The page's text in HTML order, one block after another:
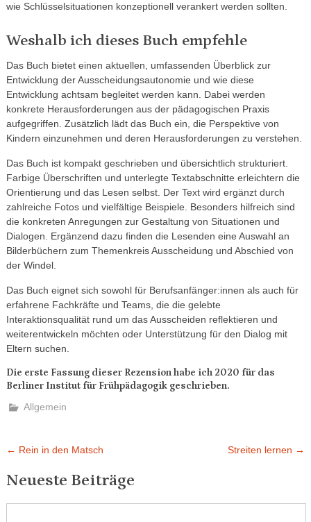
wie Schlüsselsituationen konzeptionell verankert werden sollten.
Weshalb ich dieses Buch empfehle
Das Buch bietet einen aktuellen, umfassenden Überblick zur
Entwicklung der Ausscheidungs­autonomie und wie diese
Entwicklung achtsam begleitet werden kann. Dabei werden
konkrete Heraus­forderungen aus der pädagogischen Praxis
aufgegriffen. Zusätzlich lädt das Buch ein, die Perspektive von
Kindern einzunehmen und deren Herausforderungen zu verstehen.
Das Buch ist kompakt geschrieben und übersichtlich strukturiert.
Farbige Überschriften und unterlegte Textabschnitte erleichtern die
Orientierung und das Lesen selbst. Der Text wird ergänzt durch
zahlreiche Fotos und vielfältige Beispiele. Besonders hilfreich sind
die konkreten Anregungen zur Gestaltung von Situationen und
Dialogen. Ergänzend dazu finden die Lesenden eine Auswahl an
Bilderbüchern zum Themenkreis Ausscheidung und Abschied von
der Windel.
Das Buch eignet sich sowohl für Berufsanfänger:innen als auch für
erfahrene Fachkräfte und Teams, die die gelebte
Interaktionsqualität rund um das Ausscheiden reflektieren und
weiterentwickeln möchten oder Unterstützung für den Dialog mit
Eltern suchen.
Die erste Fassung dieser Rezension habe ich 2020 für das
Berliner Institut für Frühpädagogik geschrieben.
Allgemein
Beitragsnavigation
← Rein in den Matsch Streiten lernen →
Neueste Beiträge